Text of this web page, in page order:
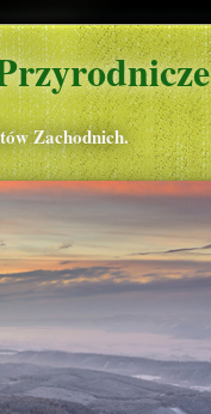
Zachodnich.